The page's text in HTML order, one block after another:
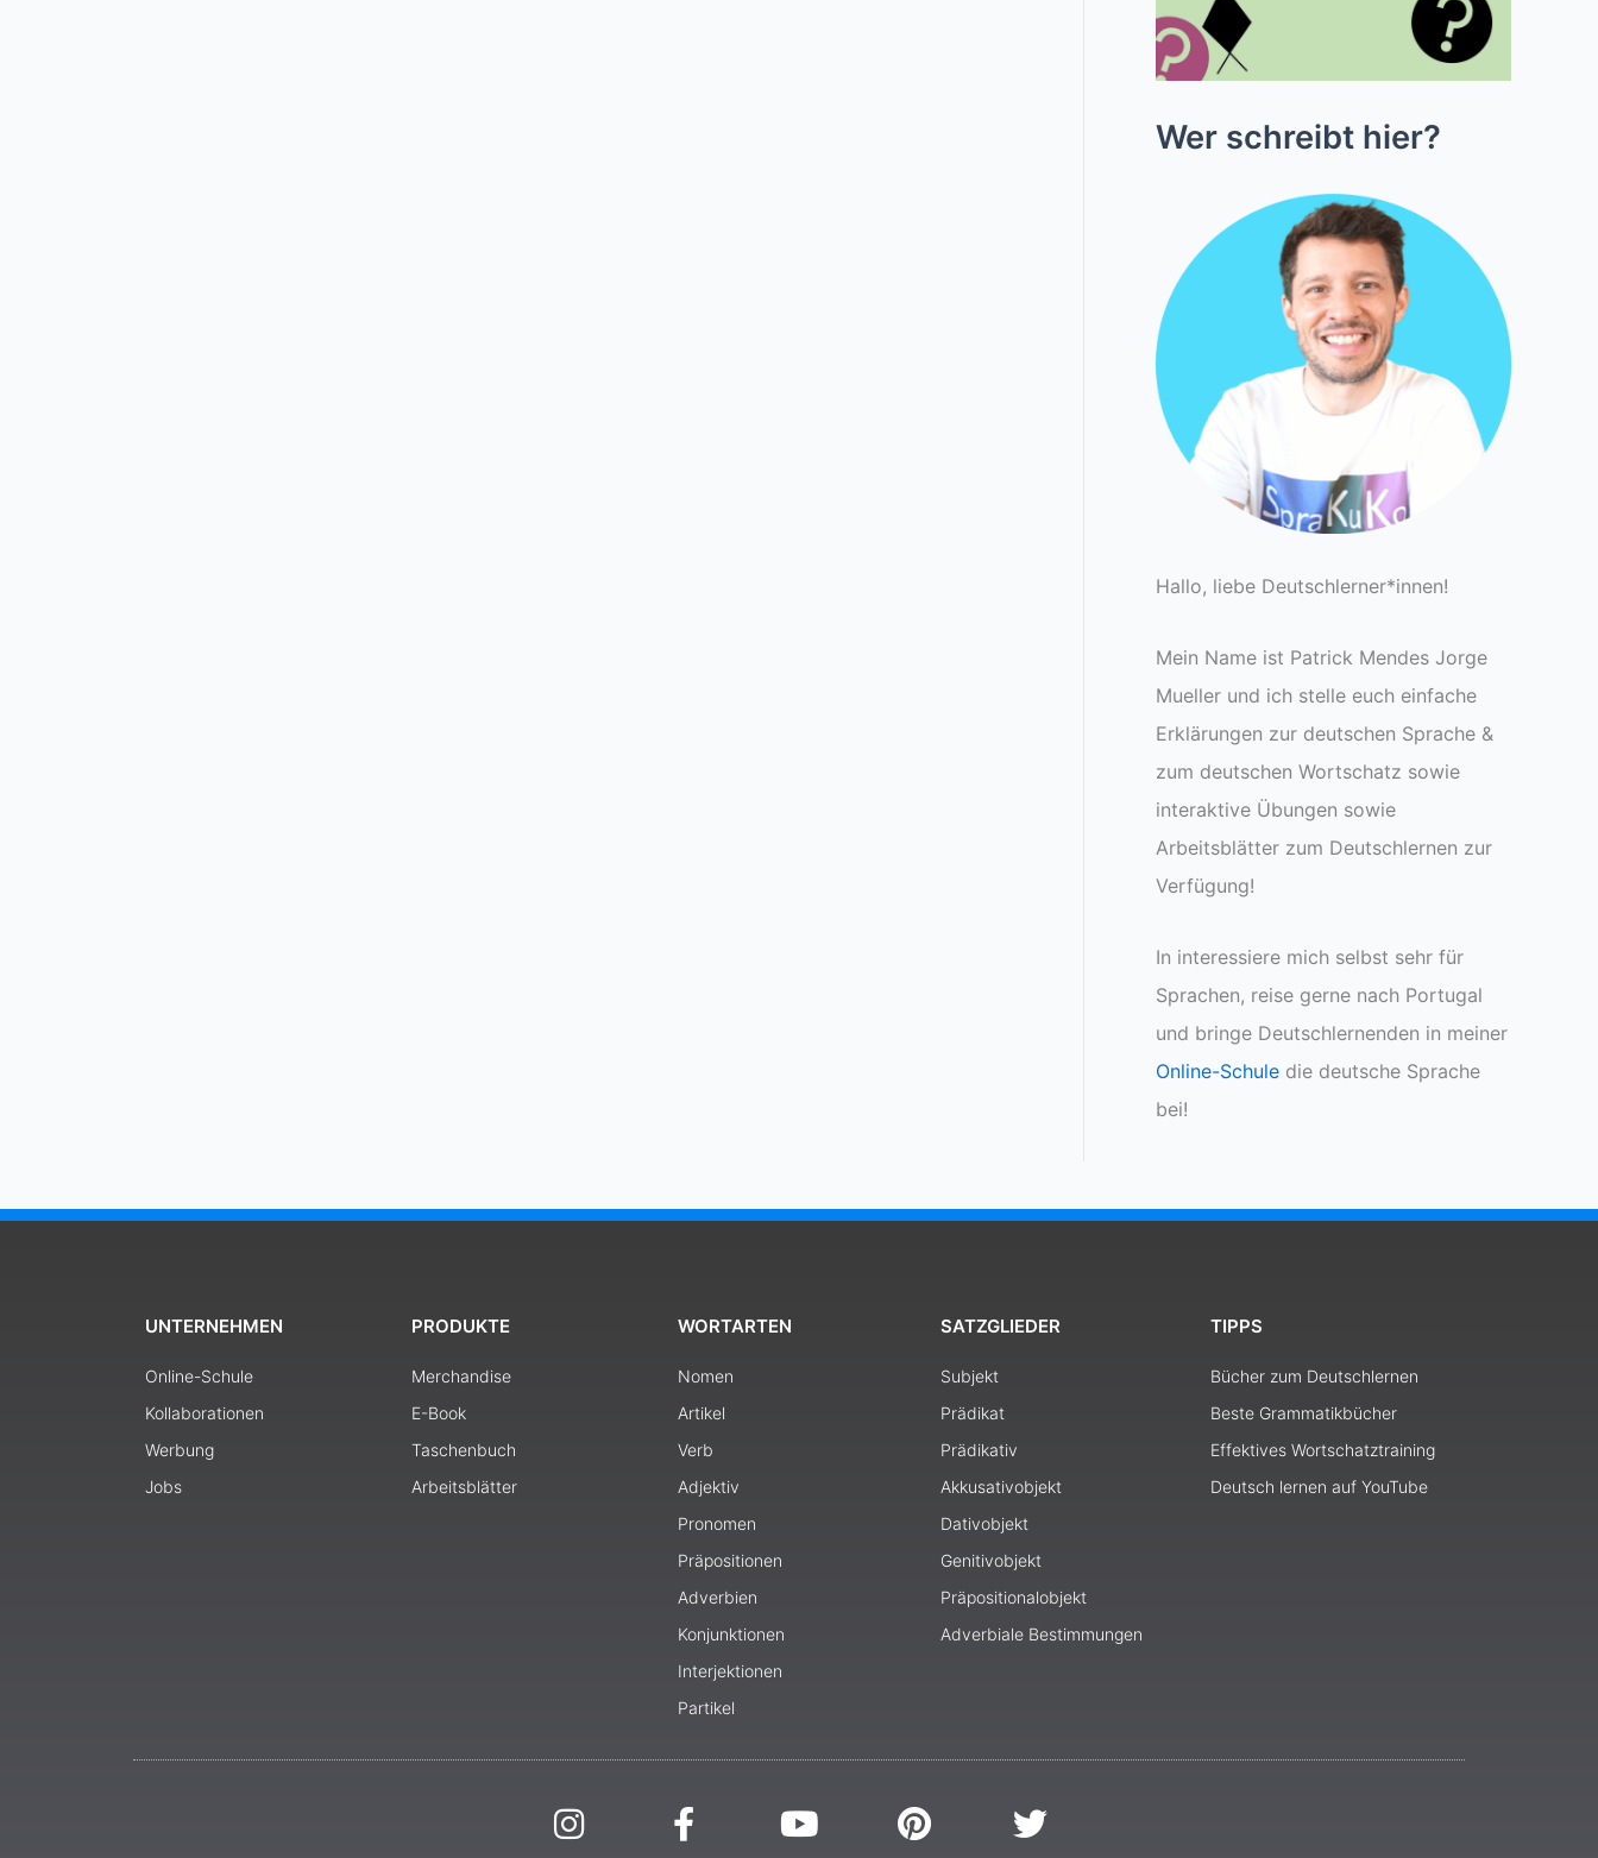
Wer schreibt hier?
Hallo, liebe Deutschlerner*innen!
Mein Name ist Patrick Mendes Jorge
Mueller und ich stelle euch einfache
Erklärungen zur deutschen Sprache &
zum deutschen Wortschatz sowie
interaktive Übungen sowie
Arbeitsblätter zum Deutschlernen zur
Verfügung!
In interessiere mich selbst sehr für
Sprachen, reise gerne nach Portugal
und bringe Deutschlernenden in meiner
Online-Schule die deutsche Sprache
bei!
UNTERNEHMEN
Online-Schule
Kollaborationen
Werbung
Jobs
PRODUKTE
Merchandise
E-Book
Taschenbuch
Arbeitsblätter
WORTARTEN
Nomen
Artikel
Verb
Adjektiv
Pronomen
Präpositionen
Adverbien
Konjunktionen
Interjektionen
Partikel
SATZGLIEDER
Subjekt
Prädikat
Prädikativ
Akkusativobjekt
Dativobjekt
Genitivobjekt
Präpositionalobjekt
Adverbiale Bestimmungen
TIPPS
Bücher zum Deutschlernen
Beste Grammatikbücher
Effektives Wortschatztraining
Deutsch lernen auf YouTube
n
a
o
i
w